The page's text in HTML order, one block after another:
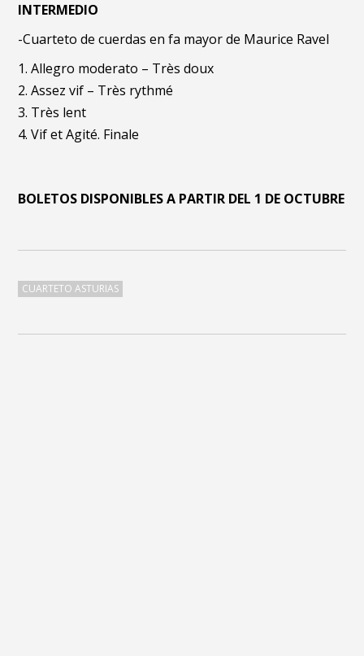
INTERMEDIO
-Cuarteto de cuerdas en fa mayor de Maurice Ravel
Allegro moderato – Très doux
Assez vif – Très rythmé
Très lent
Vif et Agité. Finale
BOLETOS DISPONIBLES A PARTIR DEL 1 DE OCTUBRE
CUARTETO ASTURIAS